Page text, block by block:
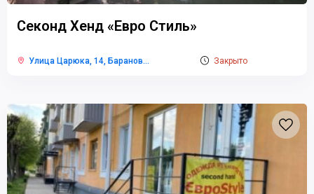
Секонд Хенд «Евро Стиль»
Улица Царюка, 14, Баранов... Закрыто